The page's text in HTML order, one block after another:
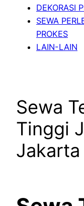
DEKORASI
SEWA
PROKES
LAIN-LAIN
Sewa
Tinggi